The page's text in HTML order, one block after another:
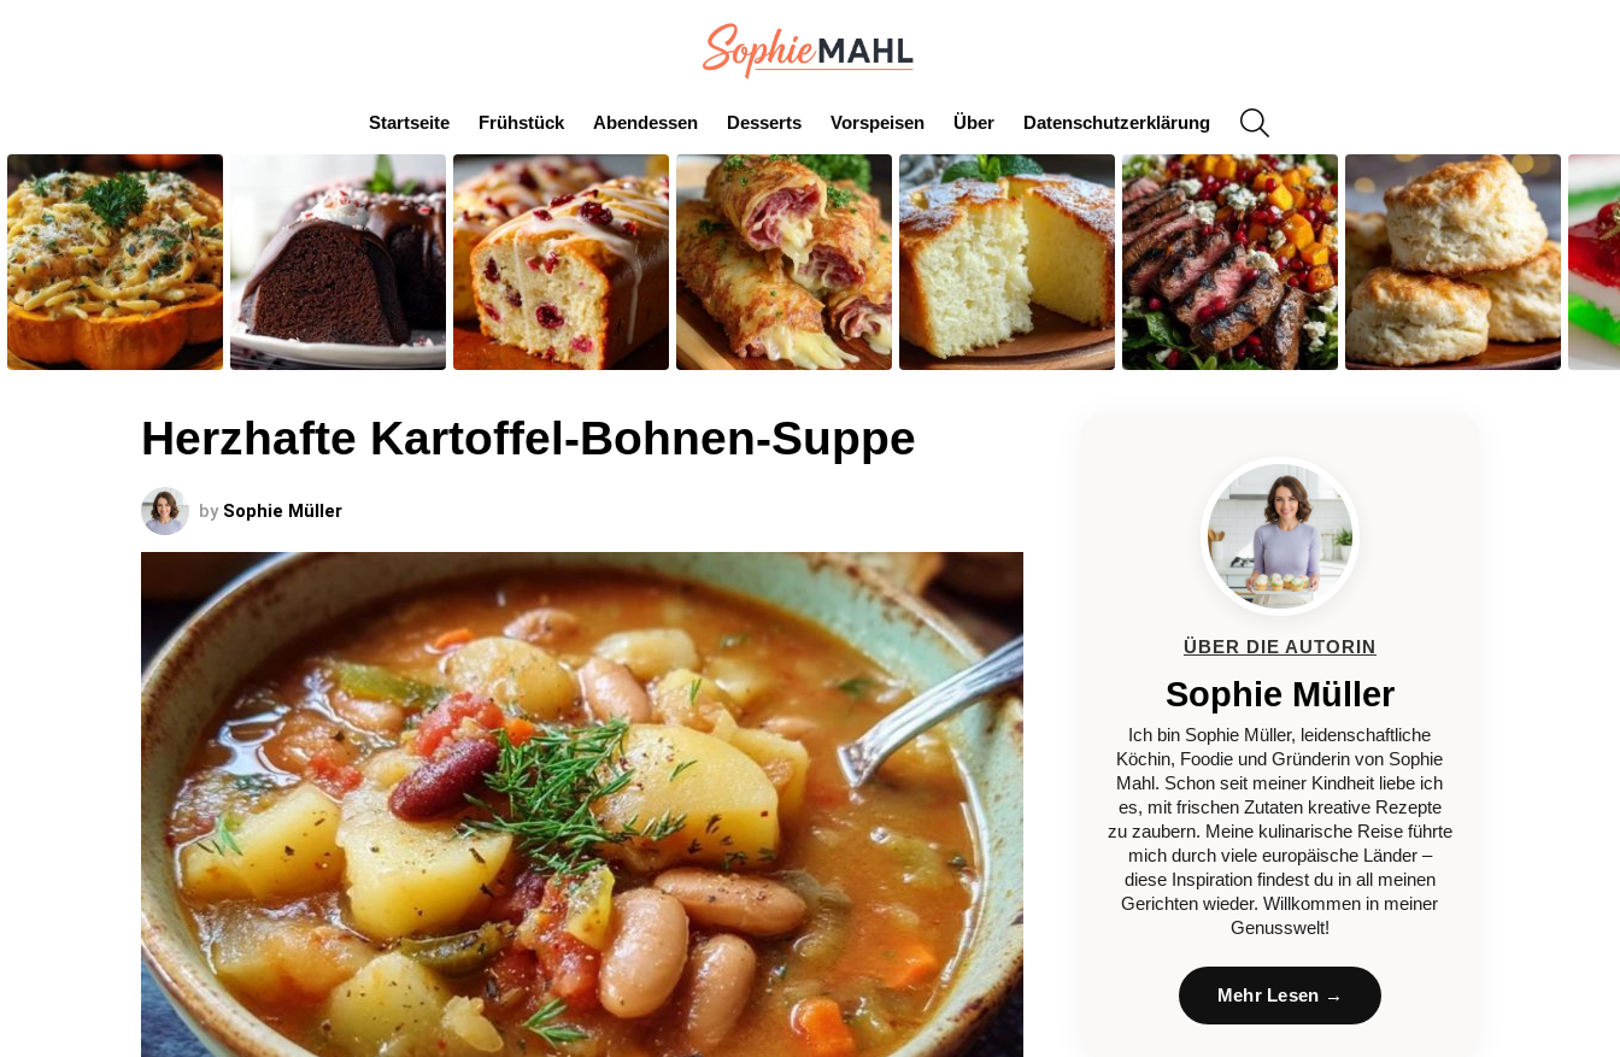
Startseite Frühstück Abendessen Desserts Vorspeisen Über Datenschutzerklärung
STORIES
Herzhafte Kartoffel-Bohnen-Suppe
by Sophie Müller
ÜBER DIE AUTORIN
Sophie Müller
Ich bin Sophie Müller, leidenschaftliche
Köchin, Foodie und Gründerin von Sophie
Mahl. Schon seit meiner Kindheit liebe ich
es, mit frischen Zutaten kreative Rezepte
zu zaubern. Meine kulinarische Reise führte
mich durch viele europäische Länder –
diese Inspiration findest du in all meinen
Gerichten wieder. Willkommen in meiner
Genusswelt!
Mehr Lesen →